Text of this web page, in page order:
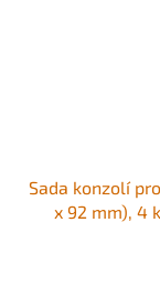
Sada konzolí
x 92 mm), 4
trámů pro